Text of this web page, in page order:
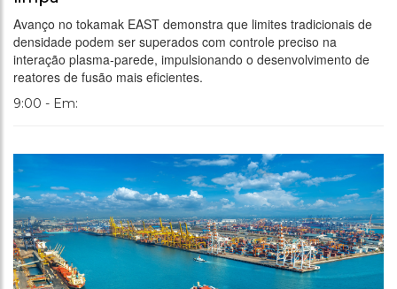
Avanço no tokamak EAST demonstra que limites tradicionais de
densidade podem ser superados com controle preciso na
interação plasma-parede, impulsionando o desenvolvimento de
reatores de fusão mais eficientes.
9:00 - Em: